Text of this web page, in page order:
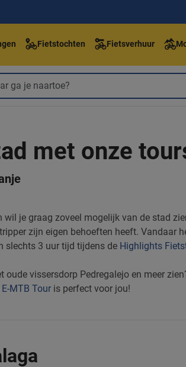
Fietstochten Fietsverhuur
met onze
wil je graag zoveel mogelijk van de stad
zijn eigen behoeften heeft. Vandaar
slechts 3 uur tijd tijdens de Highlights
vissersdorp Pedregalejo en meer
E-MTB Tour is perfect voor jou!